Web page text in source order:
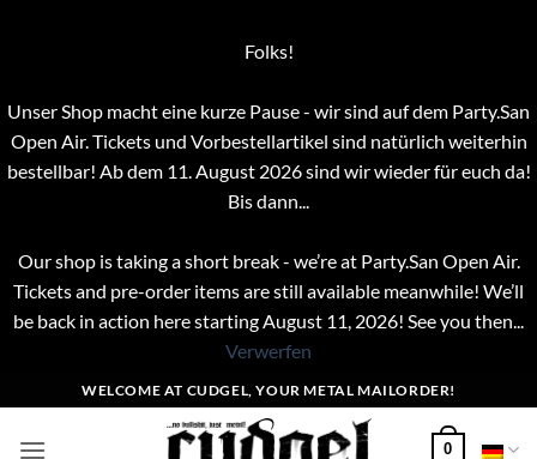
Folks!
Unser Shop macht eine kurze Pause - wir sind auf dem Party.San
Open Air. Tickets und Vorbestellartikel sind natürlich weiterhin
bestellbar! Ab dem 11. August 2026 sind wir wieder für euch da!
Bis dann...
Our shop is taking a short break - we’re at Party.San Open Air.
Tickets and pre-order items are still available meanwhile! We’ll
be back in action here starting August 11, 2026! See you then...
Verwerfen
Inhalt
springen
WELCOME AT CUDGEL, YOUR METAL MAILORDER!
0